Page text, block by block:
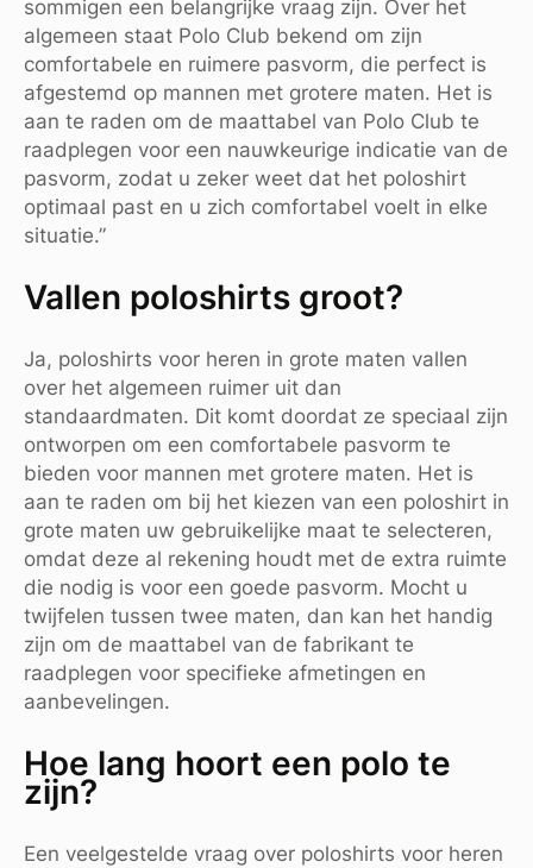
sommigen een belangrijke vraag zijn. Over het
algemeen staat Polo Club bekend om zijn
comfortabele en ruimere pasvorm, die perfect is
afgestemd op mannen met grotere maten. Het is
aan te raden om de maattabel van Polo Club te
raadplegen voor een nauwkeurige indicatie van de
pasvorm, zodat u zeker weet dat het poloshirt
optimaal past en u zich comfortabel voelt in elke
situatie.”
Vallen poloshirts groot?
Ja, poloshirts voor heren in grote maten vallen
over het algemeen ruimer uit dan
standaardmaten. Dit komt doordat ze speciaal zijn
ontworpen om een comfortabele pasvorm te
bieden voor mannen met grotere maten. Het is
aan te raden om bij het kiezen van een poloshirt in
grote maten uw gebruikelijke maat te selecteren,
omdat deze al rekening houdt met de extra ruimte
die nodig is voor een goede pasvorm. Mocht u
twijfelen tussen twee maten, dan kan het handig
zijn om de maattabel van de fabrikant te
raadplegen voor specifieke afmetingen en
aanbevelingen.
Hoe lang hoort een polo te
zijn?
Een veelgestelde vraag over poloshirts voor heren